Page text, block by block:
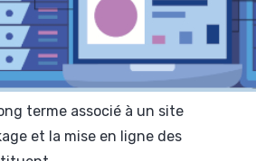
terme associé à un site
et la mise en ligne des